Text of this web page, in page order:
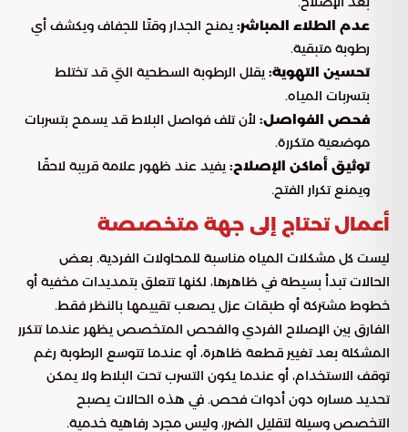
عدم الطلاء المباشر: يمنح الجدار وقتًا للجفاف ويكشف أي
رطوبة متبقية.
تحسين التهوية: يقلل الرطوبة السطحية التي قد تختلط
بتسربات المياه.
فحص الفواصل: لأن تلف فواصل البلاط قد يسمح بتسربات
موضعية متكررة.
توثيق أماكن الإصلاح: يفيد عند ظهور علامة قريبة لاحقًا
ويمنع تكرار الفتح.
أعمال تحتاج إلى جهة متخصصة
ليست كل مشكلات المياه مناسبة للمحاولات الفردية. بعض
الحالات تبدأ بسيطة في ظاهرها، لكنها تتعلق بتمديدات مخفية أو
خطوط مشتركة أو طبقات عزل يصعب تقييمها بالنظر فقط.
الفارق بين الإصلاح الفردي والفحص المتخصص يظهر عندما تتكرر
المشكلة بعد تغيير قطعة ظاهرة، أو عندما تتوسع الرطوبة رغم
توقف الاستخدام، أو عندما يكون التسرب تحت البلاط ولا يمكن
تحديد مساره دون أدوات فحص. في هذه الحالات يصبح
التخصص وسيلة لتقليل الضرر، وليس مجرد رفاهية خدمية.